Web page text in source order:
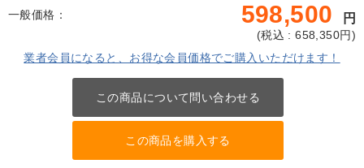
一般価格： 598,500 円
(税込 : 658,350円)
業者会員になると、お得な会員価格でご購入いただけます！
この商品について問い合わせる
この商品を購入する